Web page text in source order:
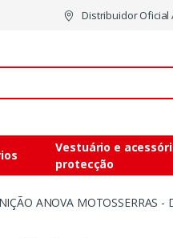
Distribuidor Oficial
Vestuário e
protecção
ANOVA MOTOSSERRAS -